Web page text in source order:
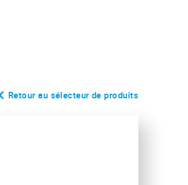
Retour au sélecteur de produits